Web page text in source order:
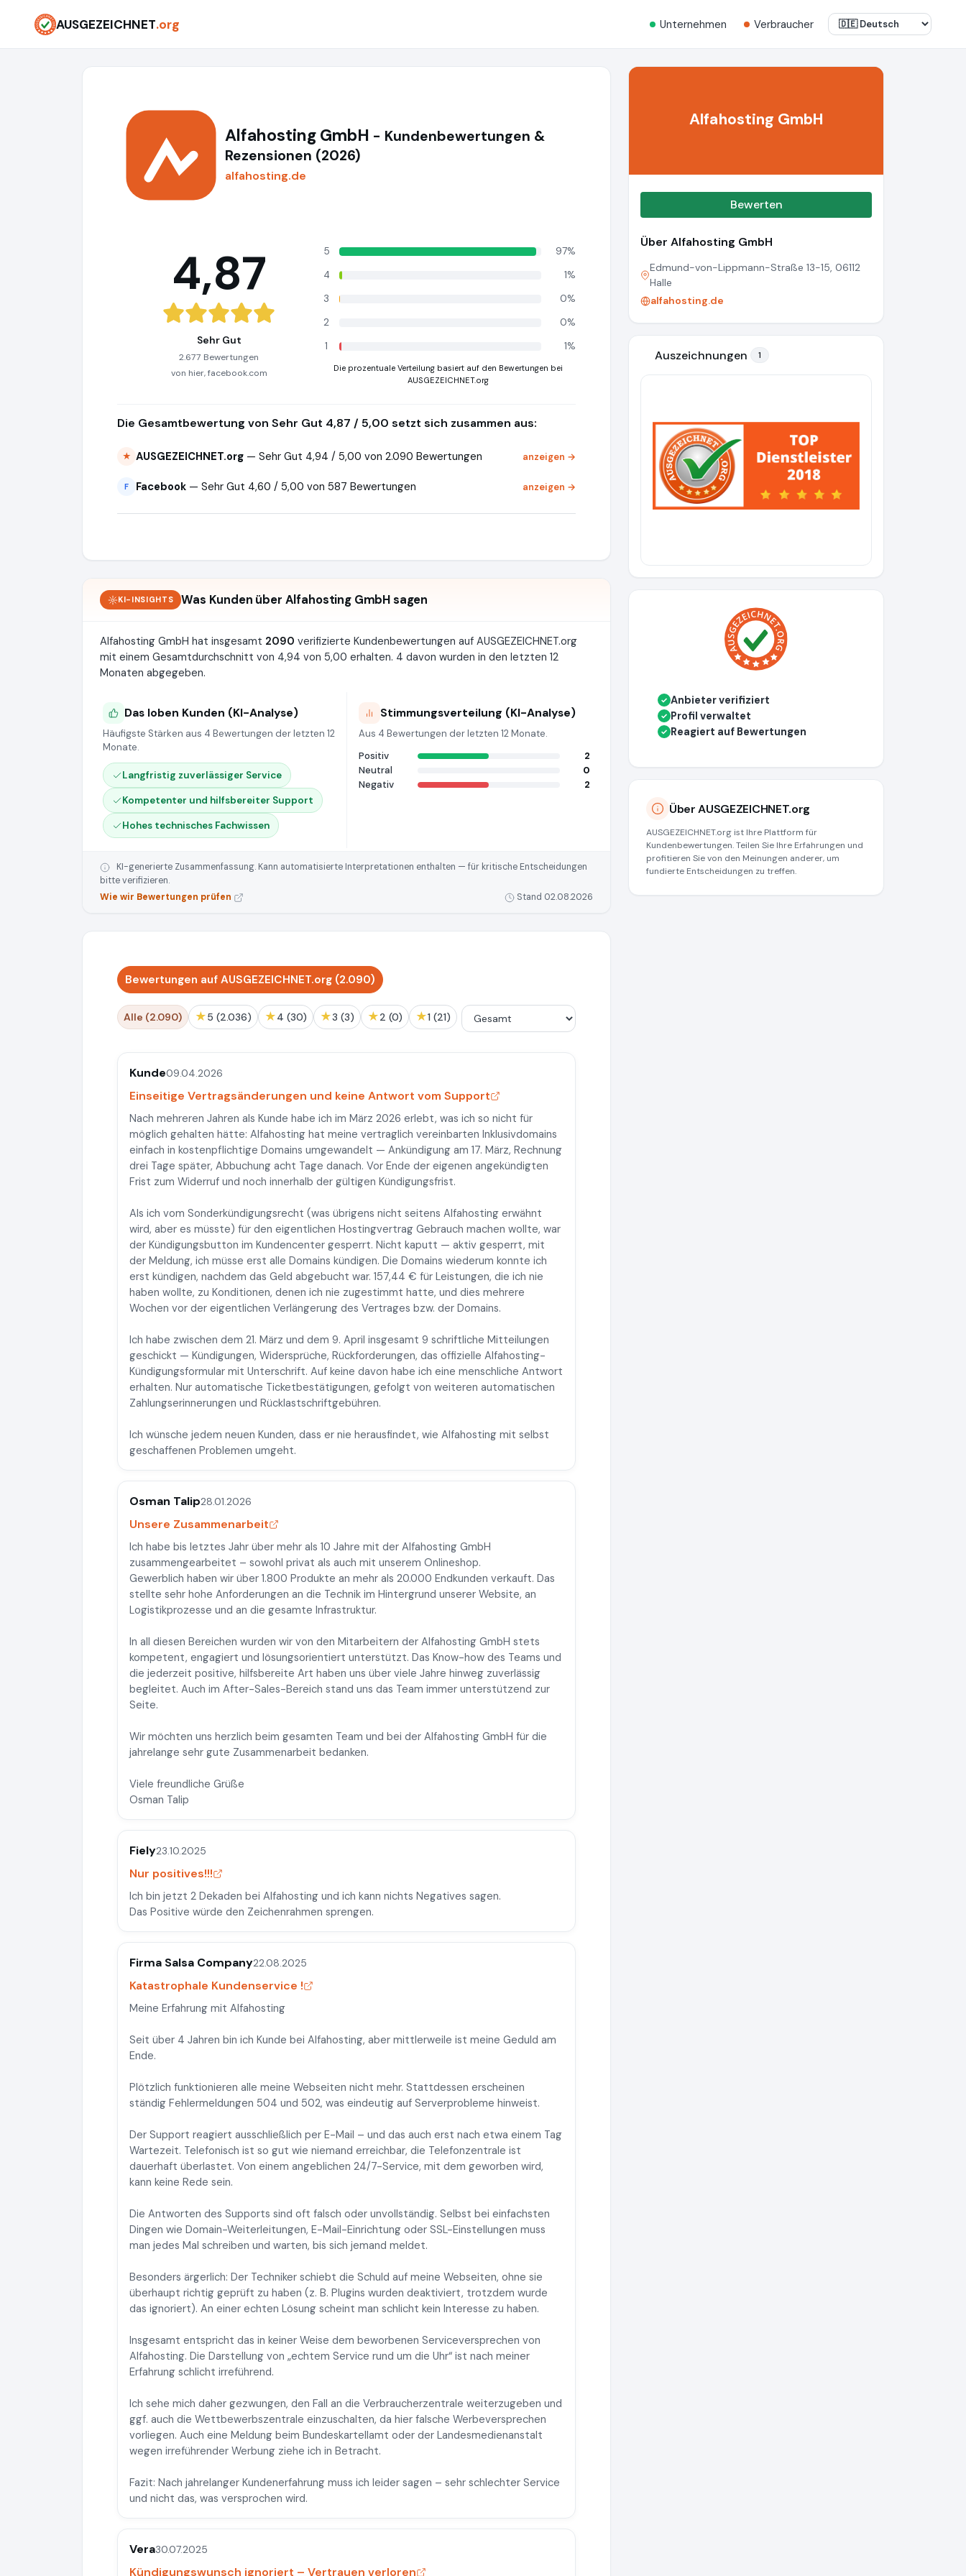
AUSGEZEICHNET.org Unternehmen Verbraucher
Alfahosting GmbH - Kundenbewertungen &
Rezensionen (2026)
alfahosting.de
4,87
Sehr Gut
2.677 Bewertungen
von hier, facebook.com
5
97%
4
1%
3
0%
2
0%
1
1%
Die prozentuale Verteilung basiert auf den Bewertungen bei
AUSGEZEICHNET.org
Die Gesamtbewertung von Sehr Gut 4,87 / 5,00 setzt sich zusammen aus:
★ AUSGEZEICHNET.org — Sehr Gut 4,94 / 5,00 von 2.090 Bewertungen anzeigen →
F Facebook — Sehr Gut 4,60 / 5,00 von 587 Bewertungen anzeigen →
KI-INSIGHTS Was Kunden über Alfahosting GmbH sagen
Alfahosting GmbH hat insgesamt 2090 verifizierte Kundenbewertungen auf AUSGEZEICHNET.org
mit einem Gesamtdurchschnitt von 4,94 von 5,00 erhalten. 4 davon wurden in den letzten 12
Monaten abgegeben.
Das loben Kunden (KI-Analyse)
Häufigste Stärken aus 4 Bewertungen der letzten 12
Monate.
Langfristig zuverlässiger Service
Kompetenter und hilfsbereiter Support
Hohes technisches Fachwissen
Stimmungsverteilung (KI-Analyse)
Aus 4 Bewertungen der letzten 12 Monate.
Positiv
2
Neutral
0
Negativ
2
KI-generierte Zusammenfassung. Kann automatisierte Interpretationen enthalten — für kritische Entscheidungen
bitte verifizieren.
Wie wir Bewertungen prüfen
Stand 02.08.2026
Bewertungen auf AUSGEZEICHNET.org (2.090)
Alle (2.090) ★ 5 (2.036) ★ 4 (30) ★ 3 (3) ★ 2 (0) ★ 1 (21)
Kunde09.04.2026
Einseitige Vertragsänderungen und keine Antwort vom Support
Nach mehreren Jahren als Kunde habe ich im März 2026 erlebt, was ich so nicht für
möglich gehalten hätte: Alfahosting hat meine vertraglich vereinbarten Inklusivdomains
einfach in kostenpflichtige Domains umgewandelt — Ankündigung am 17. März, Rechnung
drei Tage später, Abbuchung acht Tage danach. Vor Ende der eigenen angekündigten
Frist zum Widerruf und noch innerhalb der gültigen Kündigungsfrist.
Als ich vom Sonderkündigungsrecht (was übrigens nicht seitens Alfahosting erwähnt
wird, aber es müsste) für den eigentlichen Hostingvertrag Gebrauch machen wollte, war
der Kündigungsbutton im Kundencenter gesperrt. Nicht kaputt — aktiv gesperrt, mit
der Meldung, ich müsse erst alle Domains kündigen. Die Domains wiederum konnte ich
erst kündigen, nachdem das Geld abgebucht war. 157,44 € für Leistungen, die ich nie
haben wollte, zu Konditionen, denen ich nie zugestimmt hatte, und dies mehrere
Wochen vor der eigentlichen Verlängerung des Vertrages bzw. der Domains.
Ich habe zwischen dem 21. März und dem 9. April insgesamt 9 schriftliche Mitteilungen
geschickt — Kündigungen, Widersprüche, Rückforderungen, das offizielle Alfahosting-
Kündigungsformular mit Unterschrift. Auf keine davon habe ich eine menschliche Antwort
erhalten. Nur automatische Ticketbestätigungen, gefolgt von weiteren automatischen
Zahlungserinnerungen und Rücklastschriftgebühren.
Ich wünsche jedem neuen Kunden, dass er nie herausfindet, wie Alfahosting mit selbst
geschaffenen Problemen umgeht.
Osman Talip28.01.2026
Unsere Zusammenarbeit
Ich habe bis letztes Jahr über mehr als 10 Jahre mit der Alfahosting GmbH
zusammengearbeitet – sowohl privat als auch mit unserem Onlineshop.
Gewerblich haben wir über 1.800 Produkte an mehr als 20.000 Endkunden verkauft. Das
stellte sehr hohe Anforderungen an die Technik im Hintergrund unserer Website, an
Logistikprozesse und an die gesamte Infrastruktur.
In all diesen Bereichen wurden wir von den Mitarbeitern der Alfahosting GmbH stets
kompetent, engagiert und lösungsorientiert unterstützt. Das Know-how des Teams und
die jederzeit positive, hilfsbereite Art haben uns über viele Jahre hinweg zuverlässig
begleitet. Auch im After-Sales-Bereich stand uns das Team immer unterstützend zur
Seite.
Wir möchten uns herzlich beim gesamten Team und bei der Alfahosting GmbH für die
jahrelange sehr gute Zusammenarbeit bedanken.
Viele freundliche Grüße
Osman Talip
Fiely23.10.2025
Nur positives!!!
Ich bin jetzt 2 Dekaden bei Alfahosting und ich kann nichts Negatives sagen.
Das Positive würde den Zeichenrahmen sprengen.
Firma Salsa Company22.08.2025
Katastrophale Kundenservice !
Meine Erfahrung mit Alfahosting
Seit über 4 Jahren bin ich Kunde bei Alfahosting, aber mittlerweile ist meine Geduld am
Ende.
Plötzlich funktionieren alle meine Webseiten nicht mehr. Stattdessen erscheinen
ständig Fehlermeldungen 504 und 502, was eindeutig auf Serverprobleme hinweist.
Der Support reagiert ausschließlich per E-Mail – und das auch erst nach etwa einem Tag
Wartezeit. Telefonisch ist so gut wie niemand erreichbar, die Telefonzentrale ist
dauerhaft überlastet. Von einem angeblichen 24/7-Service, mit dem geworben wird,
kann keine Rede sein.
Die Antworten des Supports sind oft falsch oder unvollständig. Selbst bei einfachsten
Dingen wie Domain-Weiterleitungen, E-Mail-Einrichtung oder SSL-Einstellungen muss
man jedes Mal schreiben und warten, bis sich jemand meldet.
Besonders ärgerlich: Der Techniker schiebt die Schuld auf meine Webseiten, ohne sie
überhaupt richtig geprüft zu haben (z. B. Plugins wurden deaktiviert, trotzdem wurde
das ignoriert). An einer echten Lösung scheint man schlicht kein Interesse zu haben.
Insgesamt entspricht das in keiner Weise dem beworbenen Serviceversprechen von
Alfahosting. Die Darstellung von „echtem Service rund um die Uhr“ ist nach meiner
Erfahrung schlicht irreführend.
Ich sehe mich daher gezwungen, den Fall an die Verbraucherzentrale weiterzugeben und
ggf. auch die Wettbewerbszentrale einzuschalten, da hier falsche Werbeversprechen
vorliegen. Auch eine Meldung beim Bundeskartellamt oder der Landesmedienanstalt
wegen irreführender Werbung ziehe ich in Betracht.
Fazit: Nach jahrelanger Kundenerfahrung muss ich leider sagen – sehr schlechter Service
und nicht das, was versprochen wird.
Vera30.07.2025
Kündigungswunsch ignoriert – Vertrauen verloren
Alfahosting GmbH
Bewerten
Über Alfahosting GmbH
Edmund-von-Lippmann-Straße 13-15, 06112
Halle
alfahosting.de
Auszeichnungen 1
✓ Anbieter verifiziert
✓ Profil verwaltet
✓ Reagiert auf Bewertungen
Über AUSGEZEICHNET.org
AUSGEZEICHNET.org ist Ihre Plattform für
Kundenbewertungen. Teilen Sie Ihre Erfahrungen und
profitieren Sie von den Meinungen anderer, um
fundierte Entscheidungen zu treffen.